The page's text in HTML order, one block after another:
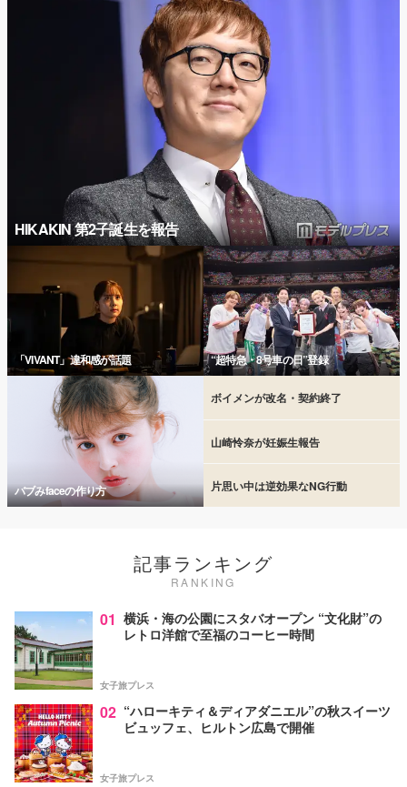
HIKAKIN 第2子誕生を報告
「VIVANT」違和感が話題 “超特急・8号車の日”登録
バブみfaceの作り方
ボイメンが改名・契約終了
山崎怜奈が妊娠生報告
片思い中は逆効果なNG行動
記事ランキング
RANKING
01 横浜・海の公園にスタバオープン “文化財”の
レトロ洋館で至福のコーヒー時間
女子旅プレス
02 “ハローキティ＆ディアダニエル”の秋スイーツ
ビュッフェ、ヒルトン広島で開催
女子旅プレス